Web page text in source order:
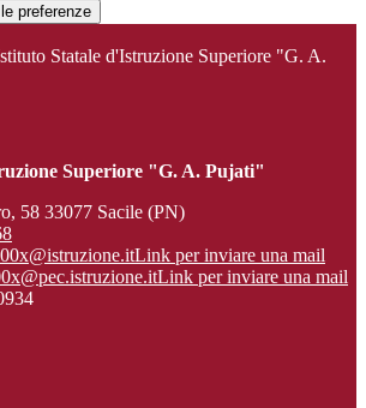
preferenze
Statale d'Istruzione Superiore "G. A.
Superiore "G. A. Pujati"
58 33077 Sacile (PN)
Link per inviare una mail
Link per inviare una mail